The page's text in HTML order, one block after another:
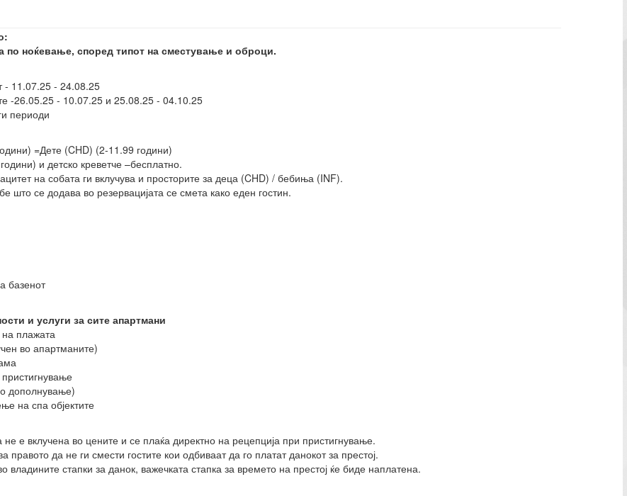
по ноќевање, според типот на сместување и оброци.
- 11.07.25 - 24.08.25
-26.05.25 - 10.07.25 и 25.08.25 - 04.10.25
периоди
=Дете (CHD) (2-11.99 години)
и детско креветче –бесплатно.
на собата ги вклучува и просторите за деца (CHD) / бебиња (INF).
што се додава во резервацијата се смета како еден гостин.
базенот
и услуги за сите апартмани
плажата
во апартманите)
дополнување)
на спа објектите
не е вклучена во цените и се плаќа директно на рецепција при пристигнување.
правото да не ги смести гостите кои одбиваат да го платат данокот за престој.
владините стапки за данок, важечката стапка за времето на престој ќе биде наплатена.